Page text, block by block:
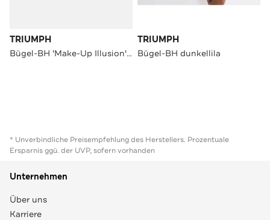
TRIUMPH
Bügel-BH 'Make-Up Illusion' schwarz
TRIUMPH
Bügel-BH dunkellila
* Unverbindliche Preisempfehlung des Herstellers. Prozentuale
Ersparnis ggü. der UVP, sofern vorhanden
Unternehmen
Über uns
Karriere